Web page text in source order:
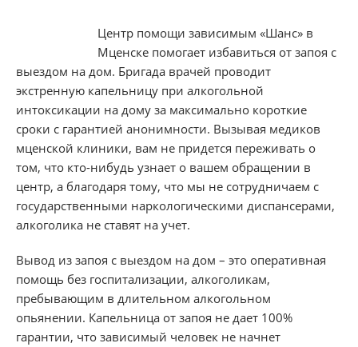
Центр помощи зависимым «Шанс» в
Мценске помогает избавиться от запоя с
выездом на дом. Бригада врачей проводит
экстренную капельницу при алкогольной
интоксикации на дому за максимально короткие
сроки с гарантией анонимности. Вызывая медиков
мценской клиники, вам не придется переживать о
том, что кто-нибудь узнает о вашем обращении в
центр, а благодаря тому, что мы не сотрудничаем с
государственными наркологическими диспансерами,
алкоголика не ставят на учет.
Вывод из запоя с выездом на дом – это оперативная
помощь без госпитализации, алкоголикам,
пребывающим в длительном алкогольном
опьянении. Капельница от запоя не дает 100%
гарантии, что зависимый человек не начнет